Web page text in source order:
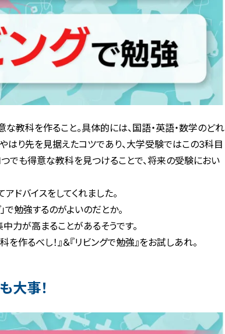
教科を作ること。具体的には、国語・英語・数学のどれ
はり先を見据えたコツであり、大学受験ではこの3科目
でも得意な教科を見つけることで、将来の受験におい
ドバイスをしてくれました。
で勉強するのがよいのだとか。
中力が高まることがあるそうです。
作るべし！』＆『リビングで勉強』をお試しあれ。
大事！